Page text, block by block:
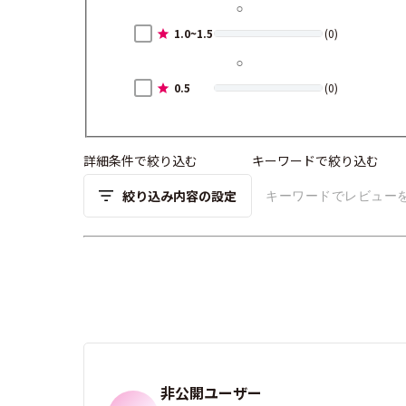
1.0~1.5 (0)
0.5 (0)
詳細条件で絞り込む
絞り込み内容の設定
キーワードで絞り込む
非公開ユーザー